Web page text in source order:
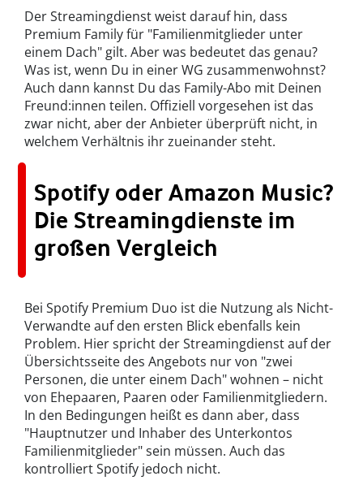
Der Streamingdienst weist darauf hin, dass
Premium Family für "Familienmitglieder unter
einem Dach" gilt. Aber was bedeutet das genau?
Was ist, wenn Du in einer WG zusammenwohnst?
Auch dann kannst Du das Family-Abo mit Deinen
Freund:innen teilen. Offiziell vorgesehen ist das
zwar nicht, aber der Anbieter überprüft nicht, in
welchem Verhältnis ihr zueinander steht.
Spotify oder Amazon Music?
Die Streamingdienste im
großen Vergleich
Bei Spotify Premium Duo ist die Nutzung als Nicht-
Verwandte auf den ersten Blick ebenfalls kein
Problem. Hier spricht der Streamingdienst auf der
Übersichtsseite des Angebots nur von "zwei
Personen, die unter einem Dach" wohnen – nicht
von Ehepaaren, Paaren oder Familienmitgliedern.
In den Bedingungen heißt es dann aber, dass
"Hauptnutzer und Inhaber des Unterkontos
Familienmitglieder" sein müssen. Auch das
kontrolliert Spotify jedoch nicht.